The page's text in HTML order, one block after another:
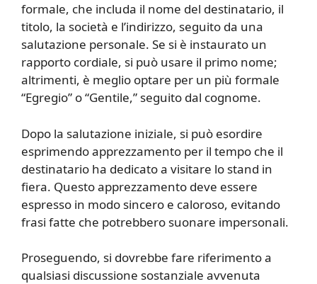
formale, che includa il nome del destinatario, il
titolo, la società e l’indirizzo, seguito da una
salutazione personale. Se si è instaurato un
rapporto cordiale, si può usare il primo nome;
altrimenti, è meglio optare per un più formale
“Egregio” o “Gentile,” seguito dal cognome.
Dopo la salutazione iniziale, si può esordire
esprimendo apprezzamento per il tempo che il
destinatario ha dedicato a visitare lo stand in
fiera. Questo apprezzamento deve essere
espresso in modo sincero e caloroso, evitando
frasi fatte che potrebbero suonare impersonali.
Proseguendo, si dovrebbe fare riferimento a
qualsiasi discussione sostanziale avvenuta